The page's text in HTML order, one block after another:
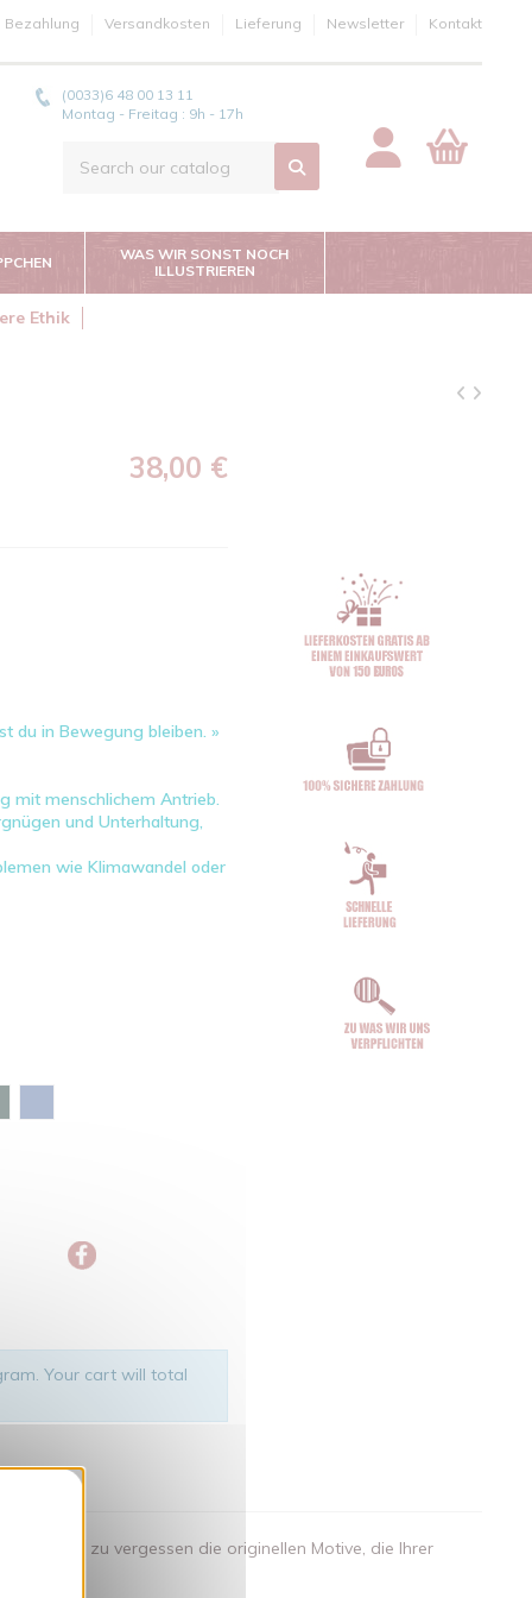
Bezahlung Versandkosten Lieferung Newsletter Kontakt
(0033)6 48 00 13 11
Montag - Freitag : 9h - 17h
WAS WIR SONST NOCH
ILLUSTRIEREN
Ethik
38,00 €
du in Bewegung bleiben. »
mit menschlichem Antrieb.
und Unterhaltung,
wie Klimawandel oder
Your cart will total
nicht zu vergessen die originellen Motive, die Ihrer